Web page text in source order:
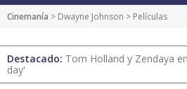
Cinemanía > Dwayne Johnson > Películas
Destacado: Tom Holland y Zendaya
day'